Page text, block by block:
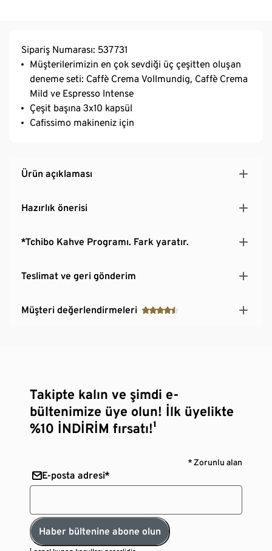
Sipariş Numarası: 537731
Müşterilerimizin en çok sevdiği üç çeşitten oluşan
deneme seti: Caffè Crema Vollmundig, Caffè Crema
Mild ve Espresso Intense
Çeşit başına 3x10 kapsül
Cafissimo makineniz için
Ürün açıklaması
Hazırlık önerisi
*Tchibo Kahve Programı. Fark yaratır.
Teslimat ve geri gönderim
Müşteri değerlendirmeleri
Takipte kalın ve şimdi e-
bültenimize üye olun! İlk üyelikte
%10 İNDİRİM fırsatı!¹
* Zorunlu alan
E-posta adresi*
Haber bültenine abone olun